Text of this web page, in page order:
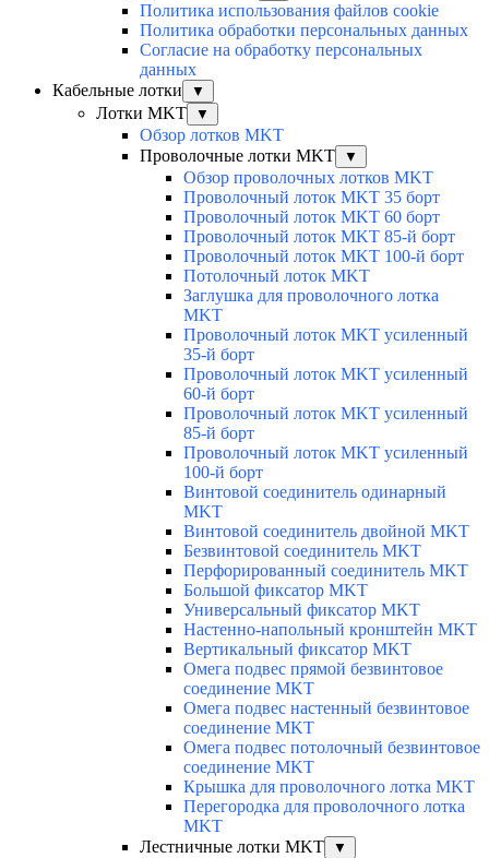
Политика использования файлов cookie
Политика обработки персональных данных
Согласие на обработку персональных
данных
Кабельные лотки
▼
Лотки MKT ▼
Обзор лотков MKT
Проволочные лотки MKT
▼
Обзор проволочных лотков MKT
Проволочный лоток MKT 35 борт
Проволочный лоток MKT 60 борт
Проволочный лоток MKT 85-й борт
Проволочный лоток MKT 100-й борт
Потолочный лоток MKT
Заглушка для проволочного лотка
MKT
Проволочный лоток MKT усиленный
35-й борт
Проволочный лоток MKT усиленный
60-й борт
Проволочный лоток MKT усиленный
85-й борт
Проволочный лоток MKT усиленный
100-й борт
Винтовой соединитель одинарный
MKT
Винтовой соединитель двойной MKT
Безвинтовой соединитель MKT
Перфорированный соединитель MKT
Большой фиксатор MKT
Универсальный фиксатор MKT
Настенно-напольный кронштейн MKT
Вертикальный фиксатор MKT
Омега подвес прямой безвинтовое
соединение MKT
Омега подвес настенный безвинтовое
соединение MKT
Омега подвес потолочный безвинтовое
соединение MKT
Крышка для проволочного лотка MKT
Перегородка для проволочного лотка
MKT
Лестничные лотки MKT
▼